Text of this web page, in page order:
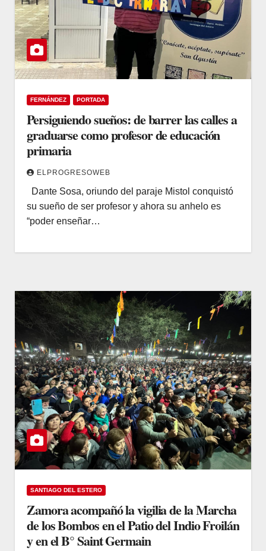
FERNÁNDEZ PORTADA
Persiguiendo sueños: de barrer las calles a
graduarse como profesor de educación
primaria
ELPROGRESOWEB
Dante Sosa, oriundo del paraje Mistol conquistó
su sueño de ser profesor y ahora su anhelo es
“poder enseñar…
SANTIAGO DEL ESTERO
Zamora acompañó la vigilia de la Marcha
de los Bombos en el Patio del Indio Froilán
y en el B° Saint Germain